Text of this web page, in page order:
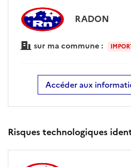
RADON
sur ma commune :
Accéder aux
Risques technologiques